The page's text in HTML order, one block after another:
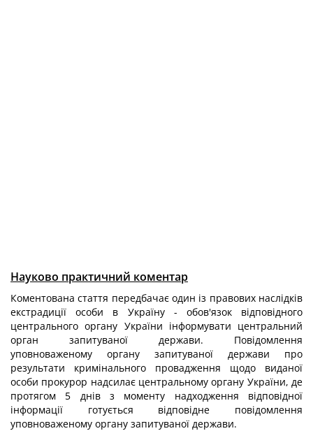
Науково практичний коментар
Коментована стаття передбачає один із правових наслідків
екстрадиції особи в Україну - обов'язок відповідного
центрального органу України інформувати центральний
орган запитуваної держави. Повідомлення
уповноваженому органу запитуваної держави про
результати кримінального провадження щодо виданої
особи прокурор надсилає центральному органу України, де
протягом 5 днів з моменту надходження відповідної
інформації готується відповідне повідомлення
уповноваженому органу запитуваної держави.